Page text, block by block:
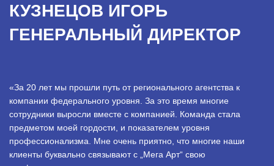
КУЗНЕЦОВ ИГОРЬ
ГЕНЕРАЛЬНЫЙ ДИРЕКТОР
«За 20 лет мы прошли путь от регионального агентства к
компании федерального уровня. За это время многие
сотрудники выросли вместе с компанией. Команда стала
предметом моей гордости, и показателем уровня
профессионализма. Мне очень приятно, что многие наши
клиенты буквально связывают с „Мега Арт“ свою